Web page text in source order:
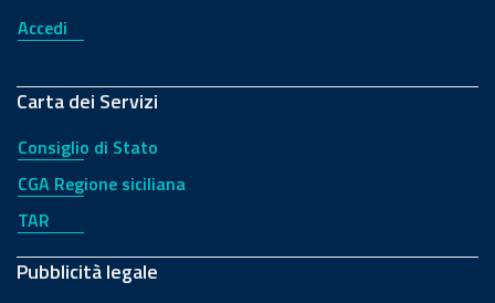
Accedi
Carta dei Servizi
Consiglio di Stato
CGA Regione siciliana
TAR
Pubblicità legale